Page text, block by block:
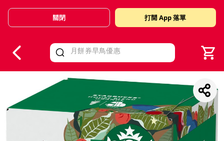
Valid Until 30 June 2026
關閉 打開 App 落單